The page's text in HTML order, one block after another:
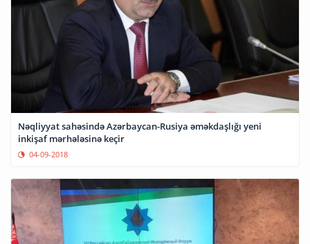
Nəqliyyat sahəsində Azərbaycan-Rusiya əməkdaşlığı yeni
inkişaf mərhələsinə keçir
04-09-2018